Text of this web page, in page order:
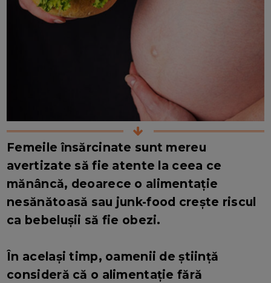
Femeile însărcinate sunt mereu
avertizate să fie atente la ceea ce
mănâncă, deoarece o alimentație
nesănătoasă sau junk-food crește riscul
ca bebelușii să fie obezi.
În același timp, oamenii de știință
consideră că o alimentație fără